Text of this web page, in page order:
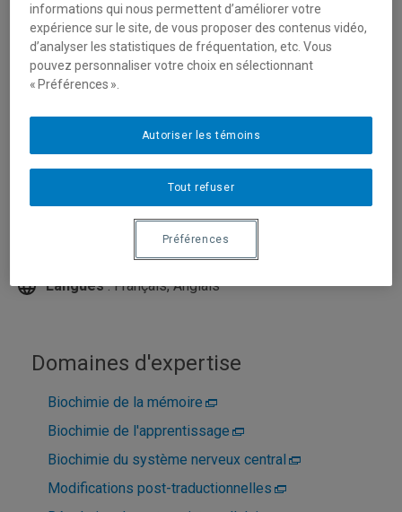
Département de chimie
lussier.marc@uqam.ca
: (514) 987-3000 poste 5591
Langues: Français, Anglais
Domaines d'expertise
Biochimie de la mémoire
Biochimie de l'apprentissage
Biochimie du système nerveux central
Modifications post-traductionnelles
informations qui nous permettent d’améliorer votre
expérience sur le site, de vous proposer des contenus vidéo,
d’analyser les statistiques de fréquentation, etc. Vous
pouvez personnaliser votre choix en sélectionnant
« Préférences ».
Tout refuser
Autoriser les témoins
Préférences